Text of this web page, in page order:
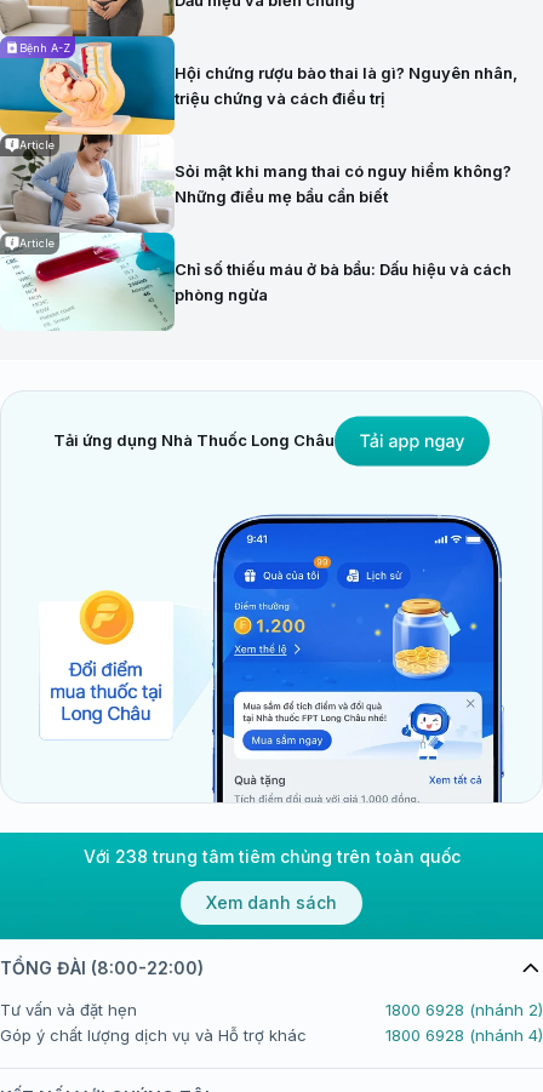
Bệnh A-Z
Hội chứng rượu bào thai là gì? Nguyên nhân,
triệu chứng và cách điều trị
Article
Sỏi mật khi mang thai có nguy hiểm không?
Những điều mẹ bầu cần biết
Article
Chỉ số thiếu máu ở bà bầu: Dấu hiệu và cách
phòng ngừa
Tải ứng dụng Nhà Thuốc Long Châu
Với 238 trung tâm tiêm chủng trên toàn quốc
Xem danh sách
TỔNG ĐÀI (8:00-22:00)
Tư vấn và đặt hẹn
1800 6928 (nhánh 2)
Góp ý chất lượng dịch vụ và Hỗ trợ khác
1800 6928 (nhánh 4)